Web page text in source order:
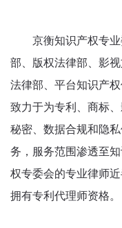
京衡知识产权专业
部、版权法律部、影
法律部、平台知识产
致力于为专利、商标
秘密、数据合规和隐
务，服务范围渗透至
权专委会的专业律师
拥有专利代理师资格。